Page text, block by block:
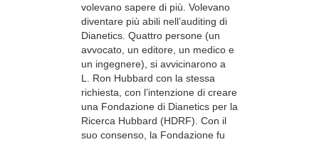
volevano sapere di più. Volevano
diventare più abili nell’auditing di
Dianetics. Quattro persone (un
avvocato, un editore, un medico e
un ingegnere), si avvicinarono a
L. Ron Hubbard con la stessa
richiesta, con l’intenzione di creare
una Fondazione di Dianetics per la
Ricerca Hubbard (HDRF). Con il
suo consenso, la Fondazione fu